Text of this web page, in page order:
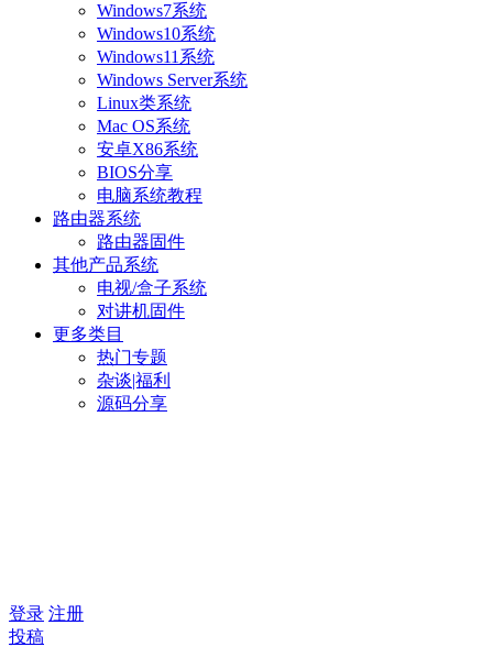
Windows7系统
Windows10系统
Windows11系统
Windows Server系统
Linux类系统
Mac OS系统
安卓X86系统
BIOS分享
电脑系统教程
路由器系统
路由器固件
其他产品系统
电视/盒子系统
对讲机固件
更多类目
热门专题
杂谈|福利
源码分享
登录 注册
投稿